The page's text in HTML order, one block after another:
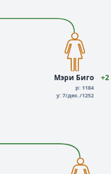
Мэри Биго
р: 1184
у: 7/дек./1252
+2